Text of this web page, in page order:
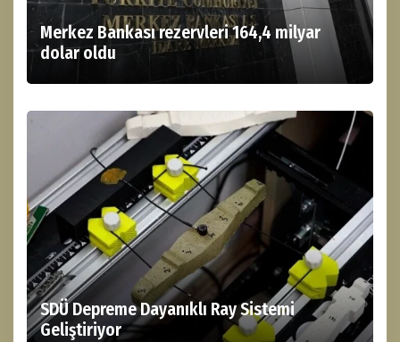
Merkez Bankası rezervleri 164,4 milyar
dolar oldu
SDÜ Depreme Dayanıklı Ray Sistemi
Geliştiriyor